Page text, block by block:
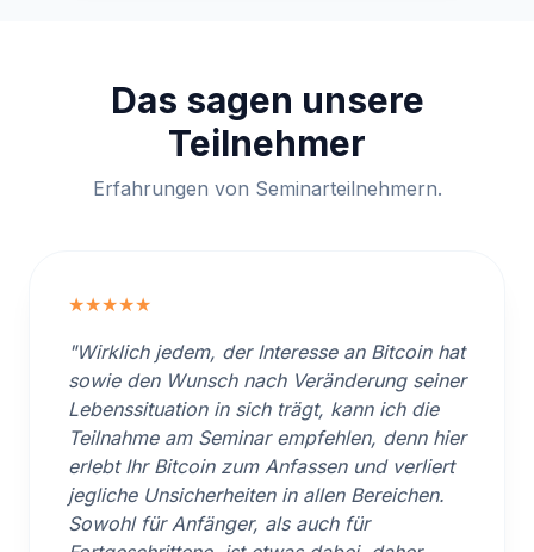
Das sagen unsere
Teilnehmer
Erfahrungen von Seminarteilnehmern.
★★★★★
"Wirklich jedem, der Interesse an Bitcoin hat
sowie den Wunsch nach Veränderung seiner
Lebenssituation in sich trägt, kann ich die
Teilnahme am Seminar empfehlen, denn hier
erlebt Ihr Bitcoin zum Anfassen und verliert
jegliche Unsicherheiten in allen Bereichen.
Sowohl für Anfänger, als auch für